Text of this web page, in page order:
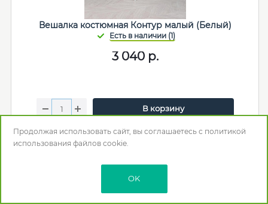
Вешалка костюмная Контур малый (Белый)
3 040 р.
В корзину
конструкций
: 235
Продолжая использовать сайт, вы соглашаетесь с политикой
использования файлов cookie.
OK